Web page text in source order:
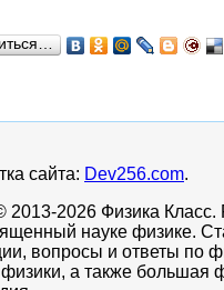
сайта: Dev256.com.
2013-2026 Физика Класс.
науке физике.
вопросы и ответы по
а также большая